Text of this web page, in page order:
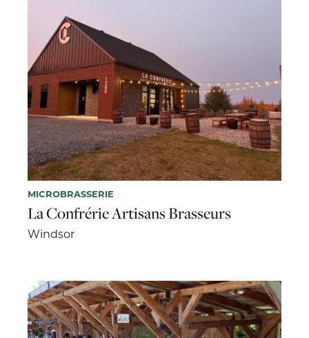
MICROBRASSERIE
La Confrérie Artisans Brasseurs
Windsor